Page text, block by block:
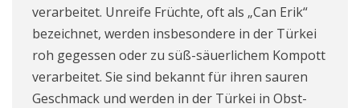
verarbeitet. Unreife Früchte, oft als „Can Erik“
bezeichnet, werden insbesondere in der Türkei
roh gegessen oder zu süß-säuerlichem Kompott
verarbeitet. Sie sind bekannt für ihren sauren
Geschmack und werden in der Türkei in Obst-